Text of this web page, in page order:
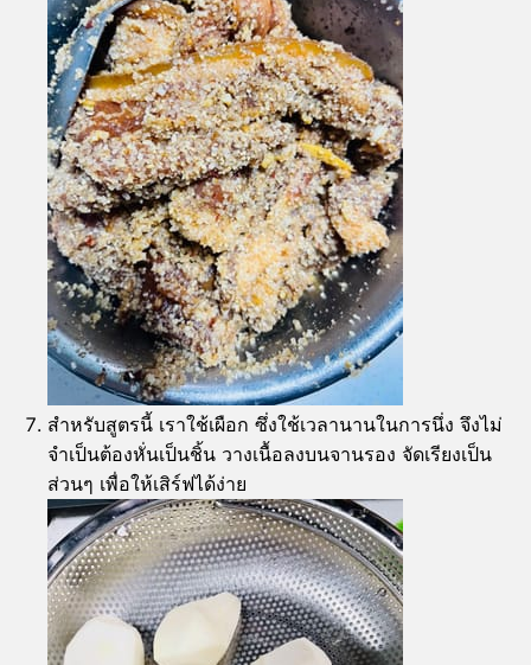
สำหรับสูตรนี้ เราใช้เผือก ซึ่งใช้เวลานานในการนึ่ง จึงไม่
จำเป็นต้องหั่นเป็นชิ้น วางเนื้อลงบนจานรอง จัดเรียงเป็น
ส่วนๆ เพื่อให้เสิร์ฟได้ง่าย